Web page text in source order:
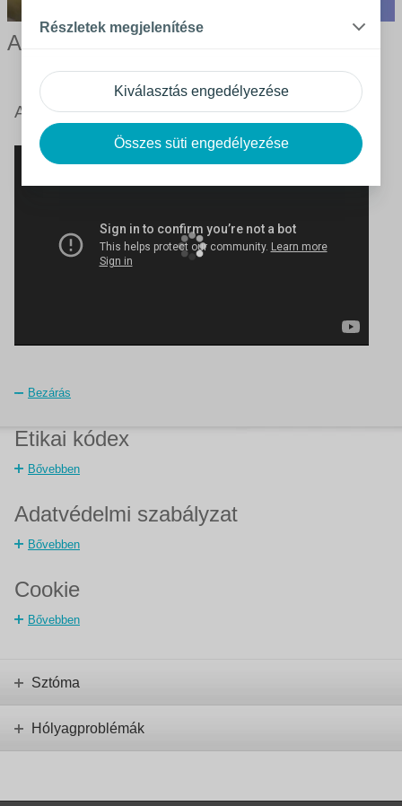
Kiválasztás engedélyezése
Összes süti engedélyezése
Részletek megjelenítése
A Coloplast vagyunk
Bezárás
A Coloplast vagyunk
Bezárás
Etikai kódex
Bővebben
Adatvédelmi szabályzat
Bővebben
Cookie
Bővebben
Sztóma
Hólyagproblémák